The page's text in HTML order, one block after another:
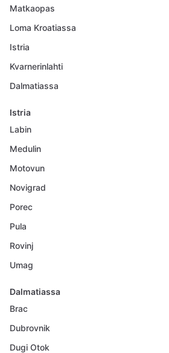
Matkaopas
Loma Kroatiassa
Istria
Kvarnerinlahti
Dalmatiassa
Istria
Labin
Medulin
Motovun
Novigrad
Porec
Pula
Rovinj
Umag
Dalmatiassa
Brac
Dubrovnik
Dugi Otok